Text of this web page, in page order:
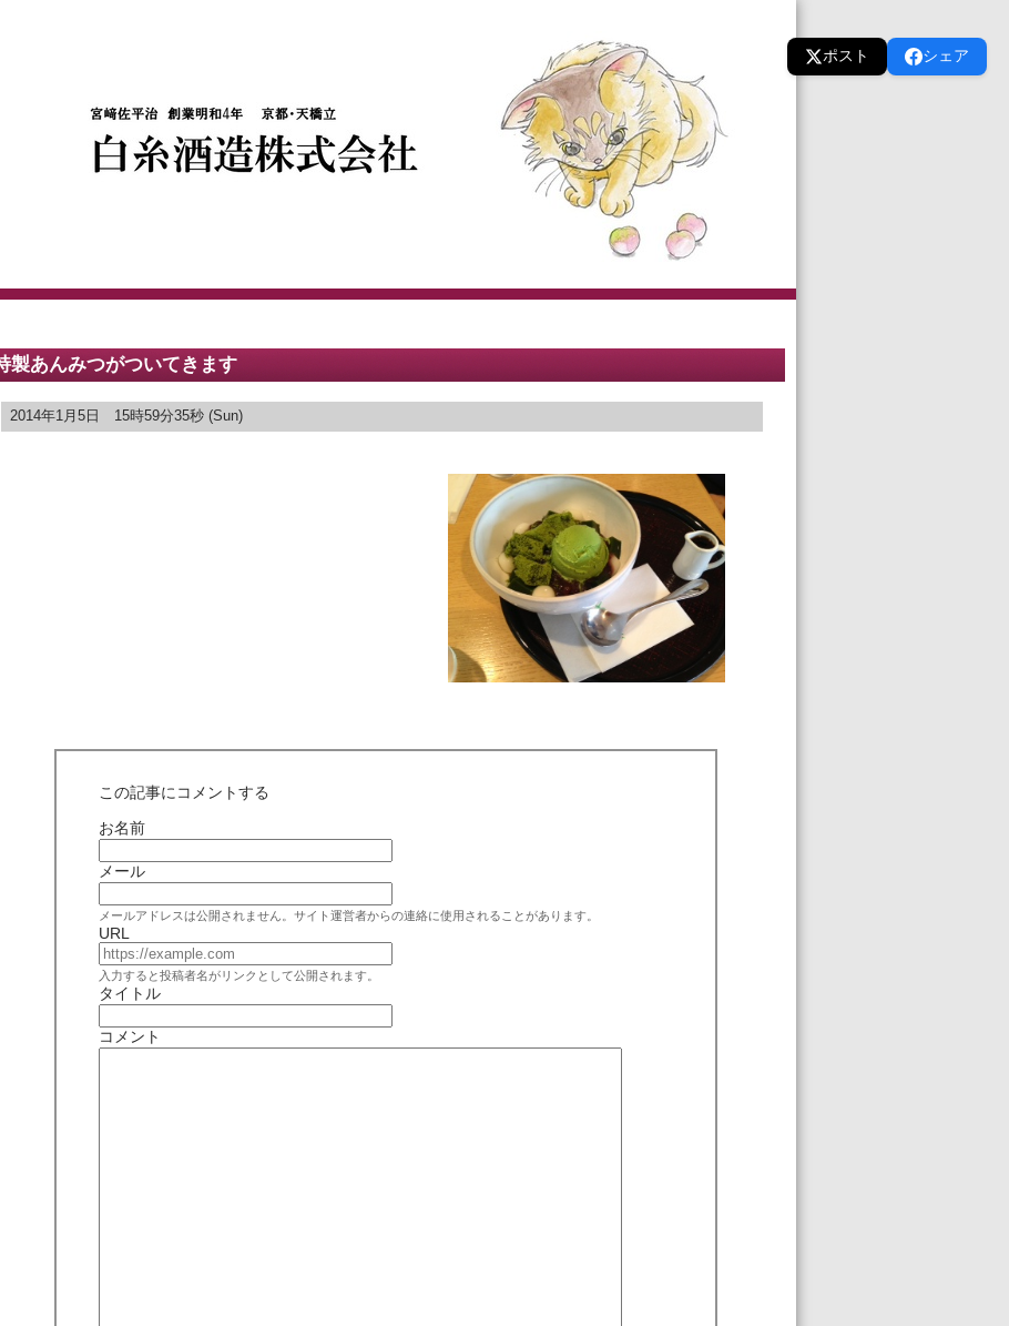
ポスト シェア
製あんみつがついてきます
2014年1月5日 15時59分35秒 (Sun)
この記事にコメントする
お名前
メール
メールアドレスは公開されません。サイト運営者からの連絡に使用されることがあります。
URL
入力すると投稿者名がリンクとして公開されます。
タイトル
コメント